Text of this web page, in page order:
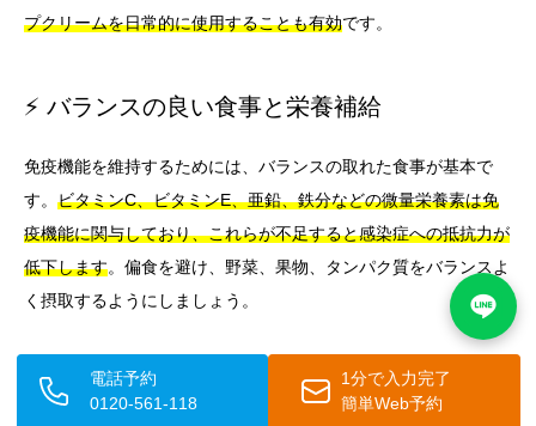
プクリームを日常的に使用することも有効です。
⚡ バランスの良い食事と栄養補給
免疫機能を維持するためには、バランスの取れた食事が基本で
す。 ビタミンC、ビタミンE、亜鉛、鉄分などの微量栄養素は免
疫機能に関与しており、これらが不足すると感染症への抵抗力が
低下します。偏食を避け、野菜、果物、タンパク質をバランスよ
く摂取するようにしましょう。
アルギニンはヘルペスウイルスの増殖を促進する可能性があると
いわれており、ナッツ類やチョコレートに多く含まれます
電話予約
0120-561-118
1分で入力完了
簡単Web予約